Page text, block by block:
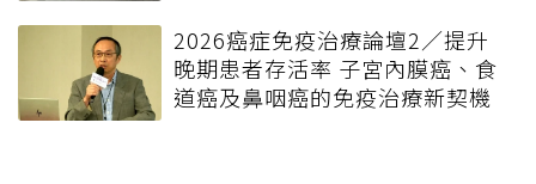
2026癌症免疫治療論壇2／提升
晚期患者存活率 子宮內膜癌、食
道癌及鼻咽癌的免疫治療新契機